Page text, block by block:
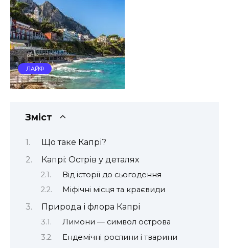
ЛАЙФ
Зміст
Що таке Капрі?
Капрі: Острів у деталях
Від історії до сьогодення
Міфічні місця та краєвиди
Природа і флора Капрі
Лимони — символ острова
Ендемічні рослини і тварини